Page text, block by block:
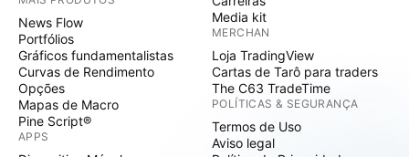
News Flow
Portfólios
Gráficos fundamentalistas
Curvas de Rendimento
Opções
Mapas de Macro
Pine Script®
APPS
Media kit
MERCHAN
Loja TradingView
Cartas de Tarô para traders
The C63 TradeTime
POLÍTICAS & SEGURANÇA
Termos de Uso
Aviso legal